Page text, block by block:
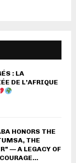
: LA
DE L’AFRIQUE
HONORS THE
THE
— A LEGACY OF